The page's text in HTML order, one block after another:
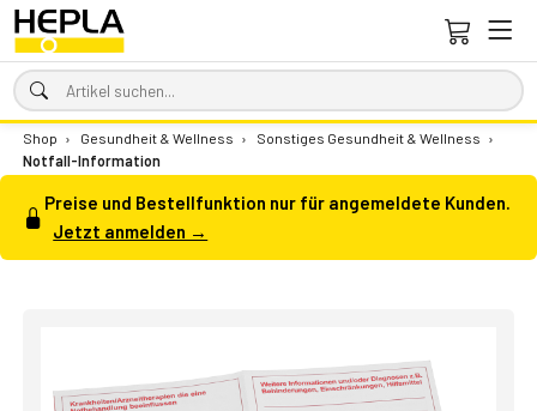
Shop › Gesundheit & Wellness › Sonstiges Gesundheit & Wellness ›
Notfall-Information
Preise und Bestellfunktion nur für angemeldete Kunden.
Jetzt anmelden →